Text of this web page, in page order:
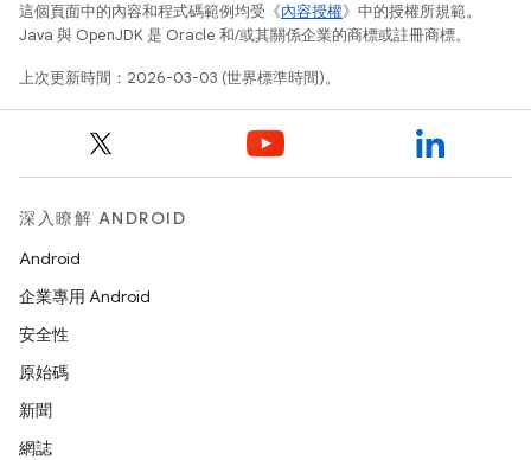
這個頁面中的內容和程式碼範例均受《內容授權》中的授權所規範。
Java 與 OpenJDK 是 Oracle 和/或其關係企業的商標或註冊商標。
上次更新時間：2026-03-03 (世界標準時間)。
深入瞭解 ANDROID
Android
企業專用 Android
安全性
原始碼
新聞
網誌